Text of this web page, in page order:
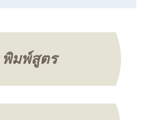
พิมพ์สูตร